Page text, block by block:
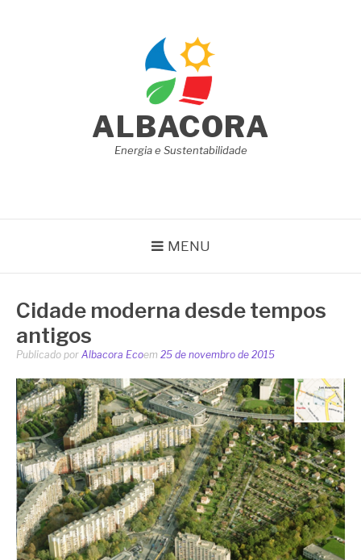
ALBACORA
Energia e Sustentabilidade
MENU
Cidade moderna desde tempos
antigos
Publicado por Albacora Ecoem 25 de novembro de 2015